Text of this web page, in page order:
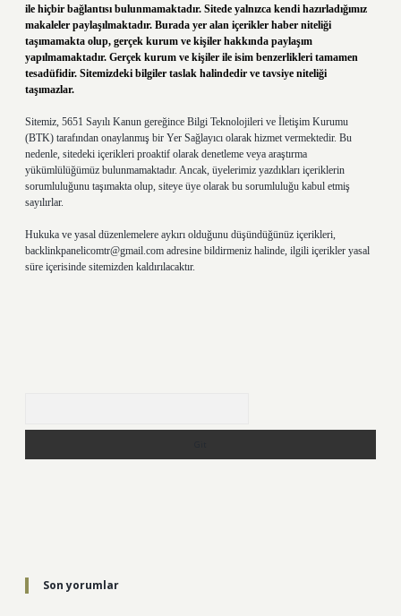
ile hiçbir bağlantısı bulunmamaktadır. Sitede yalnızca kendi hazırladığımız
makaleler paylaşılmaktadır. Burada yer alan içerikler haber niteliği
taşımamakta olup, gerçek kurum ve kişiler hakkında paylaşım
yapılmamaktadır. Gerçek kurum ve kişiler ile isim benzerlikleri tamamen
tesadüfidir. Sitemizdeki bilgiler taslak halindedir ve tavsiye niteliği
taşımazlar.
Sitemiz, 5651 Sayılı Kanun gereğince Bilgi Teknolojileri ve İletişim Kurumu
(BTK) tarafından onaylanmış bir Yer Sağlayıcı olarak hizmet vermektedir. Bu
nedenle, sitedeki içerikleri proaktif olarak denetleme veya araştırma
yükümlülüğümüz bulunmamaktadır. Ancak, üyelerimiz yazdıkları içeriklerin
sorumluluğunu taşımakta olup, siteye üye olarak bu sorumluluğu kabul etmiş
sayılırlar.
Hukuka ve yasal düzenlemelere aykırı olduğunu düşündüğünüz içerikleri,
backlinkpanelicomtr@gmail.com adresine bildirmeniz halinde, ilgili içerikler yasal
süre içerisinde sitemizden kaldırılacaktır.
Son yorumlar